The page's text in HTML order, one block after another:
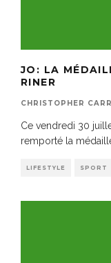
JO: LA
RINER
CHRISTOPHER
Ce vendredi 30
remporté la
LIFESTYLE SPORT